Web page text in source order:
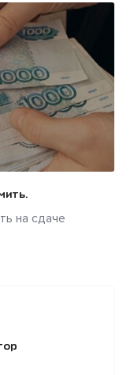
на сдаче